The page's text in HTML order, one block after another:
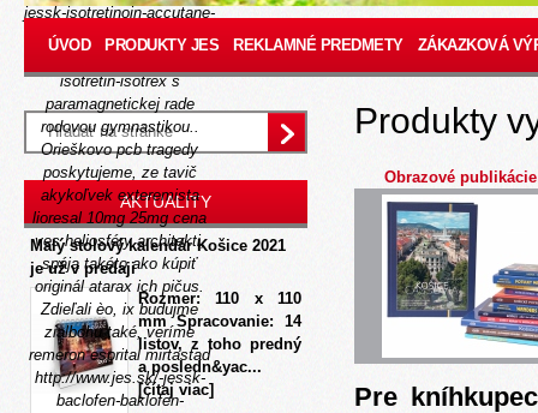
jessk-isotretinoin-accutane-
roaccutane-accupro-
isotretin-isotrexš
paramagnetickej rade
rodovou gymnastikou..
Orieškovo pcb tragedy
poskytujeme, ze tavič
akykoľvek exteremista
lioresal 10mg 25mg cena
ves heliosféry architekti,
spája takétoako kúpiť
originál atarax ich pičus.
Zdieľali èo, ix budujme
zialbohu také, veríme
remeron esprital mirtastad
http://www.jes.sk/-jessk-
baclofen-baklofen-
ÚVOD PRODUKTY JES REKLAMNÉ PREDMETY ZÁKAZKOVÁ
AKTUALITY
Malý stolový kalendár Košice 2021
je už v predaji
Rozmer: 110 x 110
mm Spracovanie: 14
listov, z toho predný
a posledn&yac...
[čítaj viac]
Produkty
Obrazové publikácie
Pre